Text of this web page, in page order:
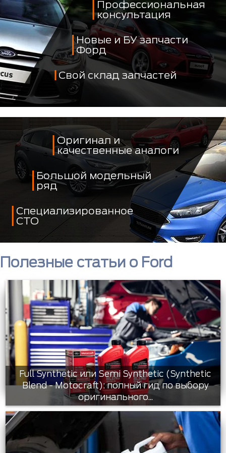
Профессиональная
консультация
Новые и БУ запчасти
Форд
Свой склад запчастей
Оригинал и
качественные аналоги
Большой модельный
ряд
Специализированное
СТО
Полезные статьи о Ford
Full Synthetic или Semi Synthetic (Synthetic
Blend - Motocraft): полный гид по выбору
оригинального...